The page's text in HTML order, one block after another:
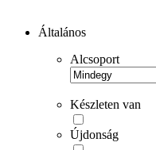
Általános
Alcsoport
Készleten van
Újdonság